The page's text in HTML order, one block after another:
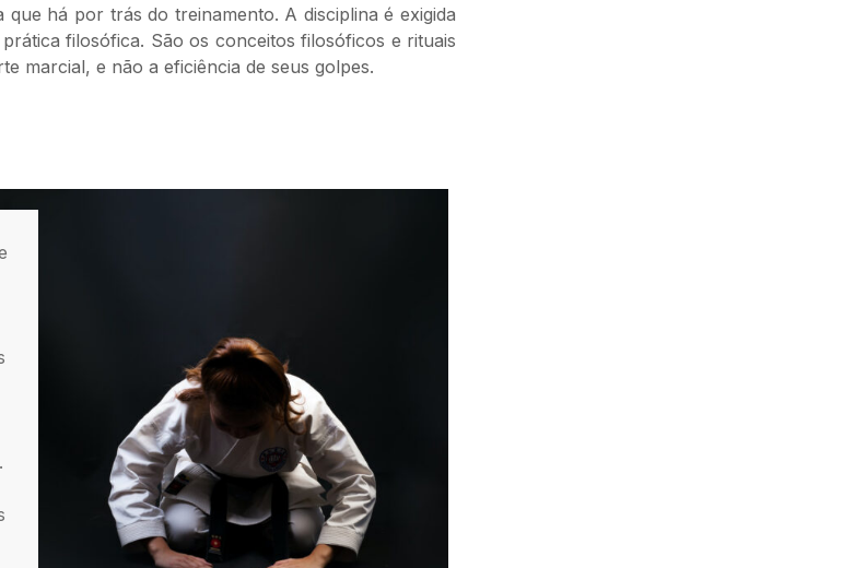
há por trás do treinamento. A disciplina é exigida
filosófica. São os conceitos filosóficos e rituais
marcial, e não a eficiência de seus golpes.